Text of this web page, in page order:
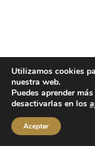
Utilizamos cookies
nuestra web.
Puedes aprender
desactivarlas en los
Aceptar